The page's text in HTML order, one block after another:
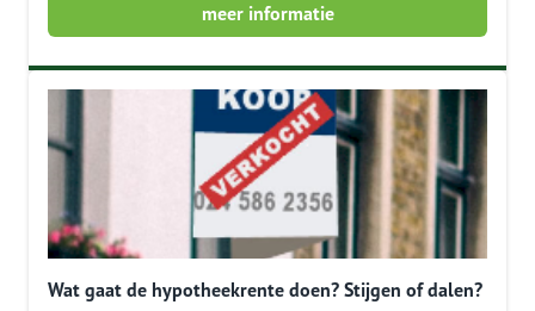
meer informatie
Wat gaat de hypotheekrente doen? Stijgen of dalen?